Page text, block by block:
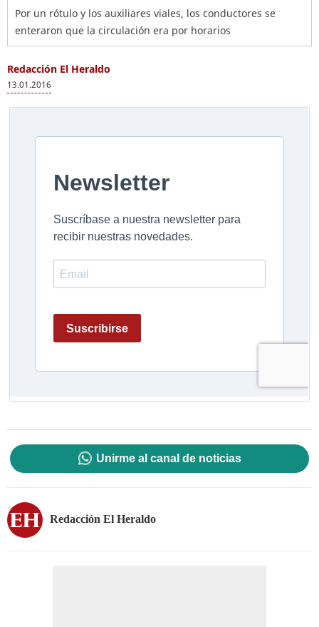
Por un rótulo y los auxiliares viales, los conductores se
enteraron que la circulación era por horarios
Redacción El Heraldo
13.01.2016
Unirme al canal de noticias
Redacción El Heraldo